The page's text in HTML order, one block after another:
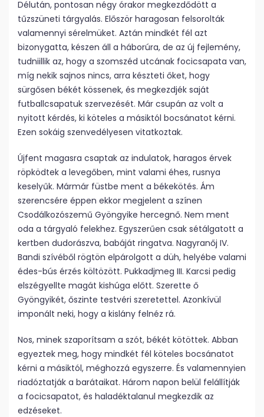
Délután, pontosan négy órakor megkezdődött a
tűzszüneti tárgyalás. Először haragosan felsorolták
valamennyi sérelmüket. Aztán mindkét fél azt
bizonygatta, készen áll a háborúra, de az új fejlemény,
tudniillik az, hogy a szomszéd utcának focicsapata van,
míg nekik sajnos nincs, arra készteti őket, hogy
sürgősen békét kössenek, és megkezdjék saját
futballcsapatuk szervezését. Már csupán az volt a
nyitott kérdés, ki köteles a másiktól bocsánatot kérni.
Ezen sokáig szenvedélyesen vitatkoztak.
Újfent magasra csaptak az indulatok, haragos érvek
röpködtek a levegőben, mint valami éhes, rusnya
keselyűk. Mármár füstbe ment a békekötés. Ám
szerencsére éppen ekkor megjelent a színen
Csodálkozószemű Gyöngyike hercegnő. Nem ment
oda a tárgyaló felekhez. Egyszerűen csak sétálgatott a
kertben dudorászva, babáját ringatva. Nagyranőj IV.
Bandi szívéből rögtön elpárolgott a düh, helyébe valami
édes-bús érzés költözött. Pukkadjmeg III. Karcsi pedig
elszégyellte magát kishúga előtt. Szerette ő
Gyöngyikét, őszinte testvéri szeretettel. Azonkívül
imponált neki, hogy a kislány felnéz rá.
Nos, minek szaporítsam a szót, békét kötöttek. Abban
egyeztek meg, hogy mindkét fél köteles bocsánatot
kérni a másiktól, méghozzá egyszerre. És valamennyien
riadóztatják a barátaikat. Három napon belül felállítják
a focicsapatot, és haladéktalanul megkezdik az
edzéseket.